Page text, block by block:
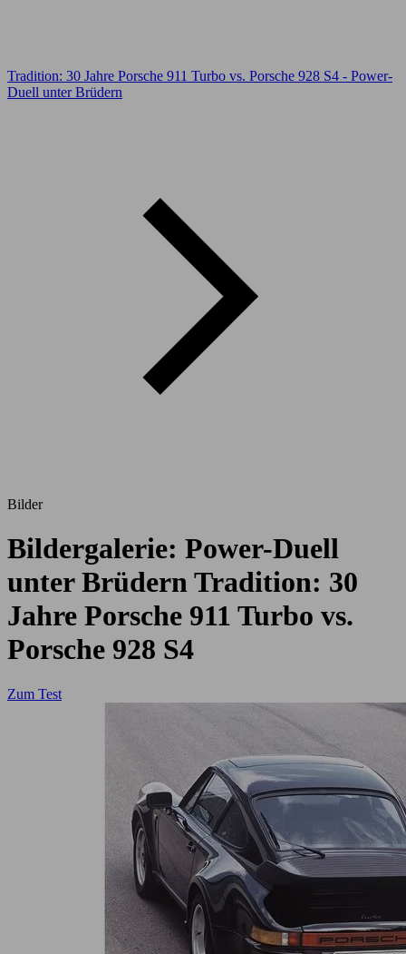
Tradition: 30 Jahre Porsche 911 Turbo vs. Porsche 928 S4 - Power-
Duell unter Brüdern
Bilder
Bildergalerie: Power-Duell
unter Brüdern Tradition: 30
Jahre Porsche 911 Turbo vs.
Porsche 928 S4
Zum Test